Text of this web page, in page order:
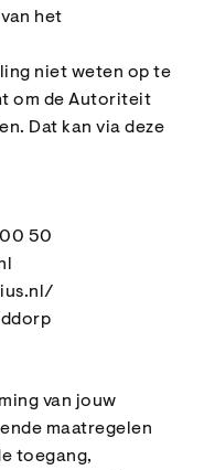
het
niet weten op te
om de Autoriteit
Dat kan via deze
00 50
van jouw
maatregelen
toegang,